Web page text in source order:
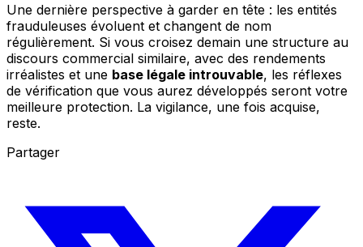
Une dernière perspective à garder en tête : les entités
frauduleuses évoluent et changent de nom
régulièrement. Si vous croisez demain une structure au
discours commercial similaire, avec des rendements
irréalistes et une base légale introuvable, les réflexes
de vérification que vous aurez développés seront votre
meilleure protection. La vigilance, une fois acquise,
reste.
Partager